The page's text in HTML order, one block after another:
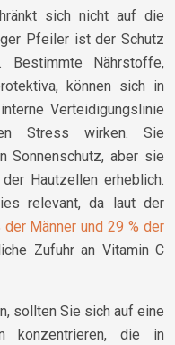
sich nicht auf die
Pfeiler ist der Schutz
Bestimmte Nährstoffe,
können sich in
Verteidigungslinie
Stress wirken. Sie
Sonnenschutz, aber sie
Hautzellen erheblich.
relevant, da laut der
der Männer und 29 % der
Zufuhr an Vitamin C
sollten Sie sich auf eine
konzentrieren, die in